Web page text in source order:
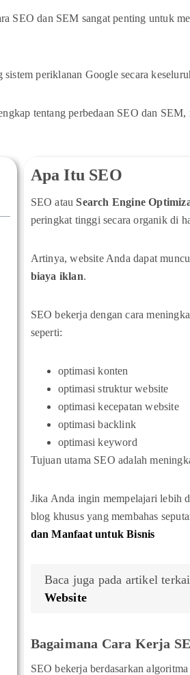
SEO dan SEM sangat penting untuk
periklanan Google secara
tentang perbedaan SEO dan
Apa Itu SEO
SEO atauSearch Engine
peringkat tinggi secara organik di
Artinya, website Anda dapat
biaya iklan.
SEO bekerja dengan cara
seperti:
optimasi konten
optimasi struktur website
optimasi kecepatan website
optimasi backlink
optimasi keyword
Tujuan utama SEO adalah
Jika Anda ingin mempelajari lebih
blog khusus yang membahas
dan Manfaat untuk Bisnis
Baca juga pada artikel
Website
Bagaimana Cara Kerja
SEO bekerja berdasarkan